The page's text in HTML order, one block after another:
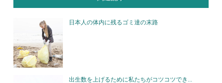
日本人の体内に残るゴミ達の末路
出生数を上げるために私たちがコツコツでき...